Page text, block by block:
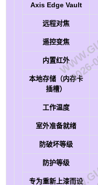
Axis Edge Vault
远程对焦
遥控变焦
内置红外
本地存储（内存卡
插槽）
工作温度
室外准备就绪
防破坏等级
防护等级
专为重新上漆而设